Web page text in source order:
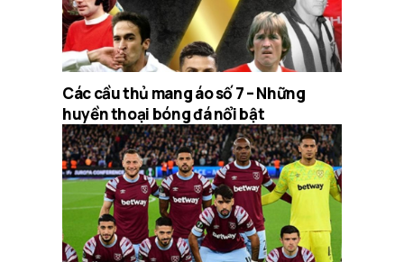
Các cầu thủ mang áo số 7 – Những
huyền thoại bóng đá nổi bật